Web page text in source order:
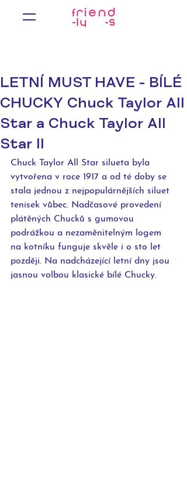
LETNÍ MUST HAVE - BÍLÉ
CHUCKY Chuck Taylor All
Star a Chuck Taylor All
Star II
Chuck Taylor All Star silueta byla
vytvořena v roce 1917 a od té doby se
stala jednou z nejpopulárnějších siluet
tenisek vůbec. Nadčasové provedení
plátěných Chucků s gumovou
podrážkou a nezaměnitelným logem
na kotníku funguje skvěle i o sto let
později. Na nadcházející letní dny jsou
jasnou volbou klasické bílé Chucky.